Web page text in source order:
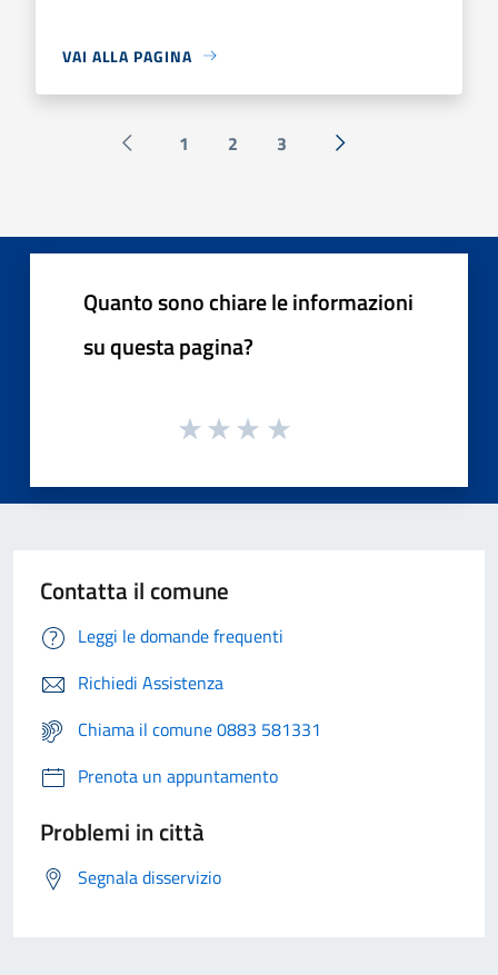
VAI ALLA PAGINA
Pagina precedente
1 2 3 Successiva »
Quanto sono chiare le informazioni
su questa pagina?
Contatta il comune
Leggi le domande frequenti
Richiedi Assistenza
Chiama il comune 0883 581331
Prenota un appuntamento
Problemi in città
Segnala disservizio